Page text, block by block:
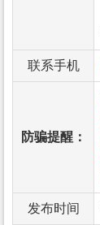
联系手机
防骗提醒：
发布时间